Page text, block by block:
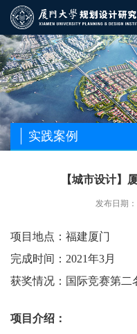
实践案例
【城市设计】
发布日期
项目地点：福建厦门
完成时间：2021年3月
获奖情况：国际竞赛第二
项目介绍：